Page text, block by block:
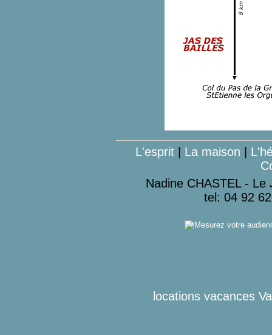
L'esprit | La maison |
Nadine CHASTEL - Le
tel: 04 92
locations vacances